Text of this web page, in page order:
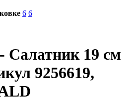
6 6
Салатник 19 см
9256619,